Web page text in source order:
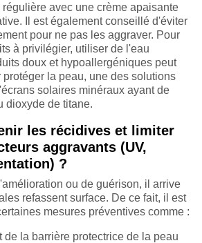
avec une crème apaisante
Il est également conseillé d'éviter
pour ne pas les aggraver. Pour
à privilégier, utiliser de l'eau
doux et hypoallergéniques peut
la peau, une des solutions
solaires minéraux ayant de
dioxyde de titane.
les récidives et limiter
aggravants (UV,
?
ou de guérison, il arrive
refassent surface. De ce fait, il est
mesures préventives comme :
de la barrière protectrice de la peau